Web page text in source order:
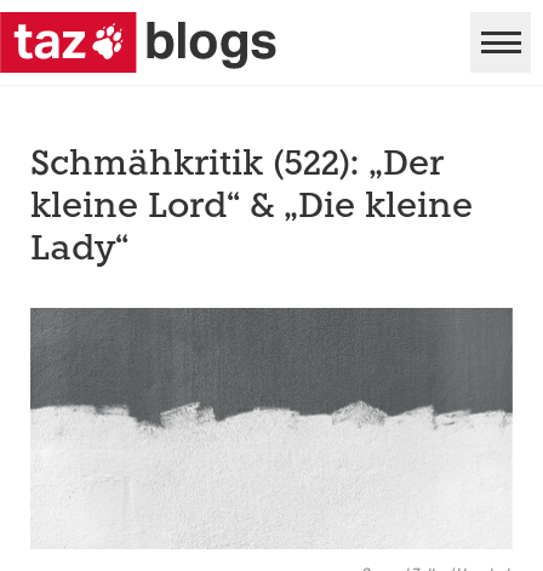
Schmähkritik (522): „Der
kleine Lord“ & „Die kleine
Lady“